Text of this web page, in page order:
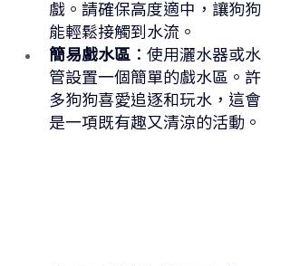
戲。請確保高度適中，讓狗狗
能輕鬆接觸到水流。
簡易戲水區 ：使用灑水器或水
管設置一個簡單的戲水區。許
多狗狗喜愛追逐和玩水，這會
是一項既有趣又清涼的活動。